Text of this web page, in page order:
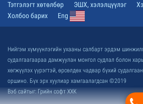
Тэтгэлэгт хөтөлбөр
ЭШХ, хэлэлцүүлэг
Холбоо барих
Eng
Нийгэм хүмүүнлэгийн ухааны салбарт эрдэм
судалгаагаараа дамжуулан монгол судлал болон
хөгжүүлэх үүрэгтэй, өрсөлдөх чадвар бүхий
оршино. Бүх эрх хуулиар хамгаалагдсан ©2019
Вэб сайтыг:Грийн софт ХХК